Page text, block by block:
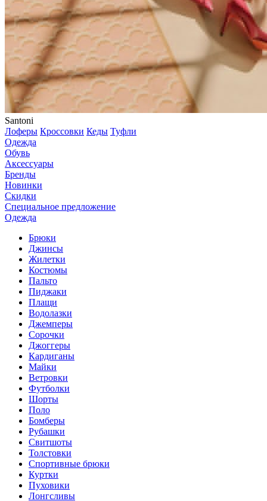
Santoni
Лоферы Кроссовки Кеды Туфли
Одежда
Обувь
Аксессуары
Бренды
Новинки
Скидки
Специальное предложение
Одежда
Брюки
Джинсы
Жилетки
Костюмы
Пальто
Пиджаки
Плащи
Водолазки
Джемперы
Сорочки
Джоггеры
Кардиганы
Майки
Ветровки
Футболки
Шорты
Поло
Бомберы
Рубашки
Свитшоты
Толстовки
Спортивные брюки
Куртки
Пуховики
Лонгсливы